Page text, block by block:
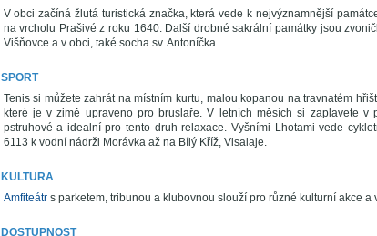
V obci začíná žlutá turistická značka, která vede k nejvýznamnější
na vrcholu Prašivé z roku 1640. Další drobné sakrální památky jsou
Višňovce a v obci, také socha sv. Antoníčka.
SPORT
Tenis si můžete zahrát na místním kurtu, malou kopanou na travnatém
které je v zimě upraveno pro bruslaře. V letních měsích si zaplavete v
pstruhové a idealní pro tento druh relaxace. Vyšními Lhotami vede
6113 k vodní nádrži Morávka až na Bílý Kříž, Visalaje.
KULTURA
Amfiteátrs parketem, tribunou a klubovnou slouží pro různé kulturní akce a
DOSTUPNOST